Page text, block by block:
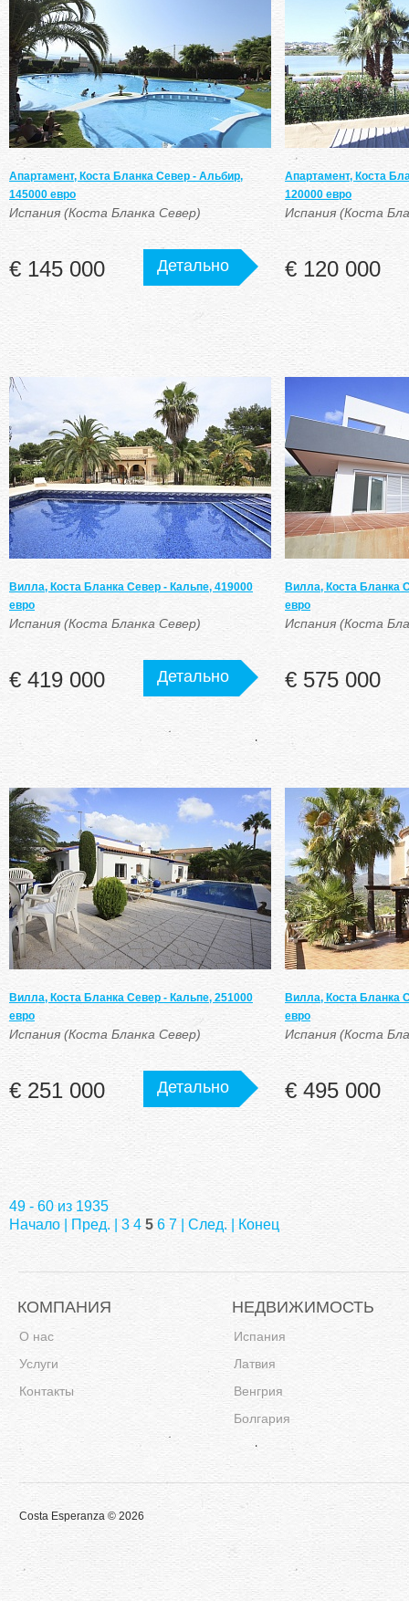
Апартамент, Коста Бланка Север - Альбир,
145000 евро
Испания (Коста Бланка Север)
€ 145 000 Детально
Апартамент, Коста
120000 евро
Испания (Коста
€ 120 000
Вилла, Коста Бланка Север - Кальпе, 419000
евро
Испания (Коста Бланка Север)
€ 419 000 Детально
Вилла, Коста Бланка
евро
Испания (Коста
€ 575 000
Вилла, Коста Бланка Север - Кальпе, 251000
евро
Испания (Коста Бланка Север)
€ 251 000 Детально
Вилла, Коста Бланка
евро
Испания (Коста
€ 495 000
49 - 60 из 1935
Начало
Пред. 3 4 5 6 7 След. Конец
КОМПАНИЯ
О нас
Услуги
Контакты
НЕДВИЖИМОСТЬ
Испания
Латвия
Венгрия
Болгария
Costa Esperanza © 2026